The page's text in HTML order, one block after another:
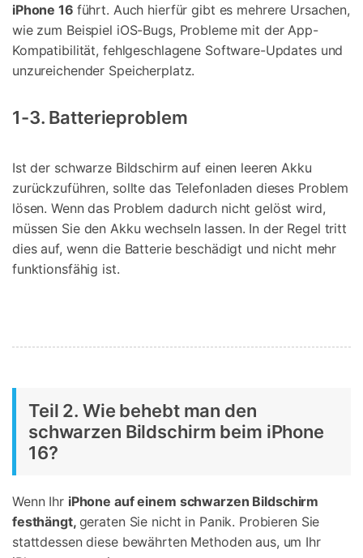
iPhone 16 führt. Auch hierfür gibt es mehrere Ursachen,
wie zum Beispiel iOS-Bugs, Probleme mit der App-
Kompatibilität, fehlgeschlagene Software-Updates und
unzureichender Speicherplatz.
1-3. Batterieproblem
Ist der schwarze Bildschirm auf einen leeren Akku
zurückzuführen, sollte das Telefonladen dieses Problem
lösen. Wenn das Problem dadurch nicht gelöst wird,
müssen Sie den Akku wechseln lassen. In der Regel tritt
dies auf, wenn die Batterie beschädigt und nicht mehr
funktionsfähig ist.
Teil 2. Wie behebt man den
schwarzen Bildschirm beim iPhone
16?
Wenn Ihr iPhone auf einem schwarzen Bildschirm
festhängt, geraten Sie nicht in Panik. Probieren Sie
stattdessen diese bewährten Methoden aus, um Ihr